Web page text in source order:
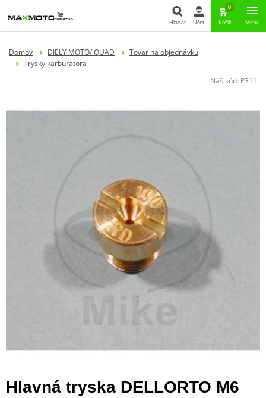
Hľadať Účet
0
Košík Menu
Domov DIELY MOTO/ QUAD
Tovar na objednávku
Trysky karburátora
Náš kód: P311
Hlavná tryska DELLORTO M6